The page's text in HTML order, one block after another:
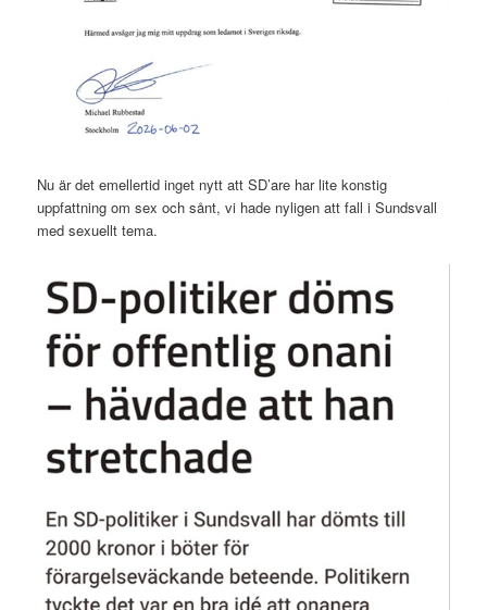
Nu är det emellertid inget nytt att SD’are har lite konstig
uppfattning om sex och sånt, vi hade nyligen att fall i Sundsvall
med sexuellt tema.